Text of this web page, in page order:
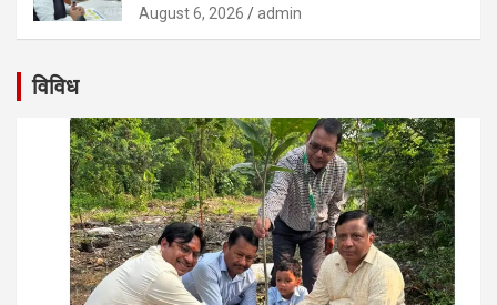
August 6, 2026 admin
विविध